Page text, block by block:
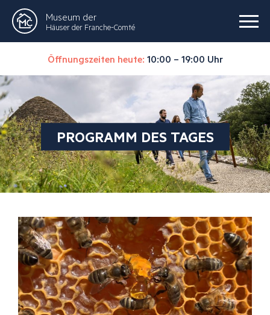
Museum der
Häuser der Franche-Comté
Öffnungszeiten heute: 10:00 – 19:00 Uhr
PROGRAMM DES TAGES